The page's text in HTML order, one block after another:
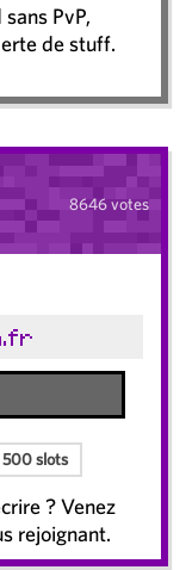
PvP,
de stuff.
8646 votes
500 slots
? Venez
rejoignant.